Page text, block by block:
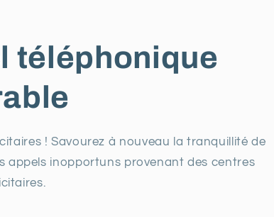
téléphonique
! Savourez à nouveau la tranquillité de
appels inopportuns provenant des centres